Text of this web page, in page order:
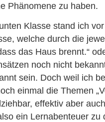
Phänomene zu haben.
Klasse stand ich
welche durch die
das Haus brennt.“
noch nicht
sein. Doch weil ich
einmal die Themen
effektiv aber
ein Lernabenteuer